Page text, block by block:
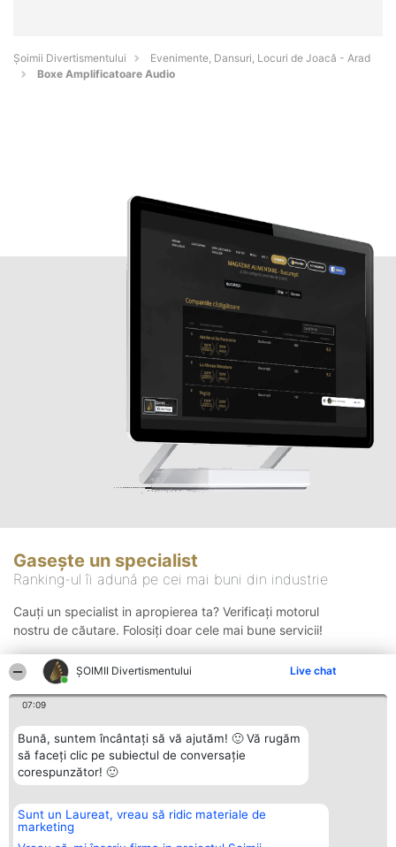
ŞOIMII Divertismentului Live chat
07:09
Bună, suntem încântați să vă ajutăm! 🙂 Vă rugăm
să faceți clic pe subiectul de conversație
corespunzător! 🙂
Sunt un Laureat, vreau să ridic materiale de
marketing
Şoimii Divertismentului
Evenimente, Dansuri, Locuri de Joacă - Arad
Boxe Amplificatoare Audio
Gasește un specialist
Ranking-ul îi adună pe cei mai buni din industrie
Cauți un specialist in apropierea ta? Verificați motorul
nostru de căutare. Folosiți doar cele mai bune servicii!
Organizator Ranking
BRIGHT SOLUTIONS BR SRL
Aleea Timisul De Sus 2 Bl. A30
Plebiscyt
Lista Tuturor
Contact